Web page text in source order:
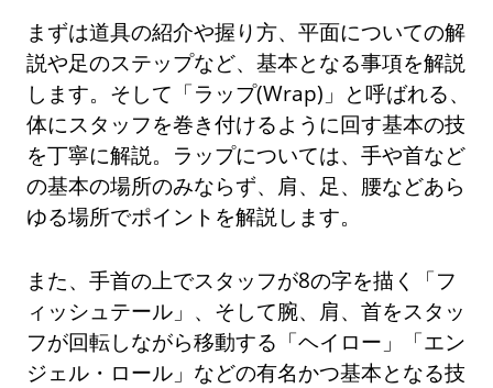
まずは道具の紹介や握り方、平面についての解
説や足のステップなど、基本となる事項を解説
します。そして「ラップ(Wrap)」と呼ばれる、
体にスタッフを巻き付けるように回す基本の技
を丁寧に解説。ラップについては、手や首など
の基本の場所のみならず、肩、足、腰などあら
ゆる場所でポイントを解説します。
また、手首の上でスタッフが8の字を描く「フ
ィッシュテール」、そして腕、肩、首をスタッ
フが回転しながら移動する「ヘイロー」「エン
ジェル・ロール」などの有名かつ基本となる技